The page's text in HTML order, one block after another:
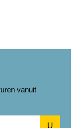
vanuit
U